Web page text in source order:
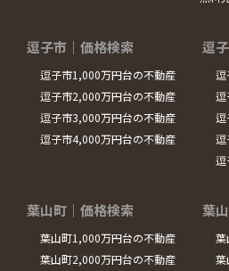
逗子市｜価格検索
逗子市1,000万円台の不動産
逗子市2,000万円台の不動産
逗子市3,000万円台の不動産
逗子市4,000万円台の不動産
逗
逗
逗
逗
逗
逗
葉山町｜価格検索
葉山町1,000万円台の不動産
葉山町2,000万円台の不動産
葉
葉
葉